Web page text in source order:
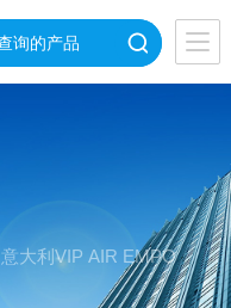
意大利VIP AIR EMPO